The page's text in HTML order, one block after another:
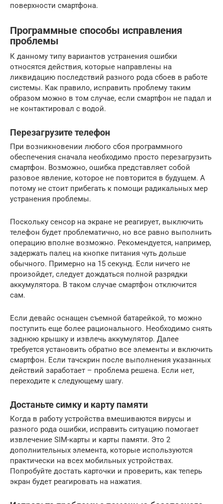
поверхности смартфона.
Программные способы исправления
проблемы
К данному типу вариантов устранения ошибки
относятся действия, которые направлены на
ликвидацию последствий разного рода сбоев в работе
системы. Как правило, исправить проблему таким
образом можно в том случае, если смартфон не падал и
не контактировал с водой.
Перезагрузите телефон
При возникновении любого сбоя программного
обеспечения сначала необходимо просто перезагрузить
смартфон. Возможно, ошибка представляет собой
разовое явление, которое не повторится в будущем. А
потому не стоит прибегать к помощи радикальных мер
устранения проблемы.
Поскольку сенсор на экране не реагирует, выключить
телефон будет проблематично, но все равно выполнить
операцию вполне возможно. Рекомендуется, например,
задержать палец на кнопке питания чуть дольше
обычного. Примерно на 15 секунд. Если ничего не
произойдет, следует дождаться полной разрядки
аккумулятора. В таком случае смартфон отключится
сам.
Если девайс оснащен съемной батарейкой, то можно
поступить еще более рационального. Необходимо снять
заднюю крышку и извлечь аккумулятор. Далее
требуется установить обратно все элементы и включить
смартфон. Если тачскрин после выполнения указанных
действий заработает – проблема решена. Если нет,
переходите к следующему шагу.
Достаньте симку и карту памяти
Когда в работу устройства вмешиваются вирусы и
разного рода ошибки, исправить ситуацию помогает
извлечение SIM-карты и карты памяти. Это 2
дополнительных элемента, которые используются
практически на всех мобильных устройствах.
Попробуйте достать карточки и проверить, как теперь
экран будет реагировать на нажатия.